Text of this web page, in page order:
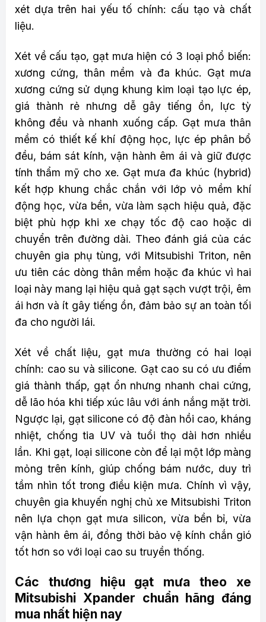
xét dựa trên hai yếu tố chính: cấu tạo và chất
liệu.
Xét về cấu tạo, gạt mưa hiện có 3 loại phổ biến:
xương cứng, thân mềm và đa khúc. Gạt mưa
xương cứng sử dụng khung kim loại tạo lực ép,
giá thành rẻ nhưng dễ gây tiếng ồn, lực tỳ
không đều và nhanh xuống cấp. Gạt mưa thân
mềm có thiết kế khí động học, lực ép phân bổ
đều, bám sát kính, vận hành êm ái và giữ được
tính thẩm mỹ cho xe. Gạt mưa đa khúc (hybrid)
kết hợp khung chắc chắn với lớp vỏ mềm khí
động học, vừa bền, vừa làm sạch hiệu quả, đặc
biệt phù hợp khi xe chạy tốc độ cao hoặc di
chuyển trên đường dài. Theo đánh giá của các
chuyên gia phụ tùng, với Mitsubishi Triton, nên
ưu tiên các dòng thân mềm hoặc đa khúc vì hai
loại này mang lại hiệu quả gạt sạch vượt trội, êm
ái hơn và ít gây tiếng ồn, đảm bảo sự an toàn tối
đa cho người lái.
Xét về chất liệu, gạt mưa thường có hai loại
chính: cao su và silicone. Gạt cao su có ưu điểm
giá thành thấp, gạt ổn nhưng nhanh chai cứng,
dễ lão hóa khi tiếp xúc lâu với ánh nắng mặt trời.
Ngược lại, gạt silicone có độ đàn hồi cao, kháng
nhiệt, chống tia UV và tuổi thọ dài hơn nhiều
lần. Khi gạt, loại silicone còn để lại một lớp màng
mỏng trên kính, giúp chống bám nước, duy trì
tầm nhìn tốt trong điều kiện mưa. Chính vì vậy,
chuyên gia khuyến nghị chủ xe Mitsubishi Triton
nên lựa chọn gạt mưa silicon, vừa bền bỉ, vừa
vận hành êm ái, đồng thời bảo vệ kính chắn gió
tốt hơn so với loại cao su truyền thống.
Các thương hiệu gạt mưa theo xe
Mitsubishi Xpander chuẩn hãng đáng
mua nhất hiện nay